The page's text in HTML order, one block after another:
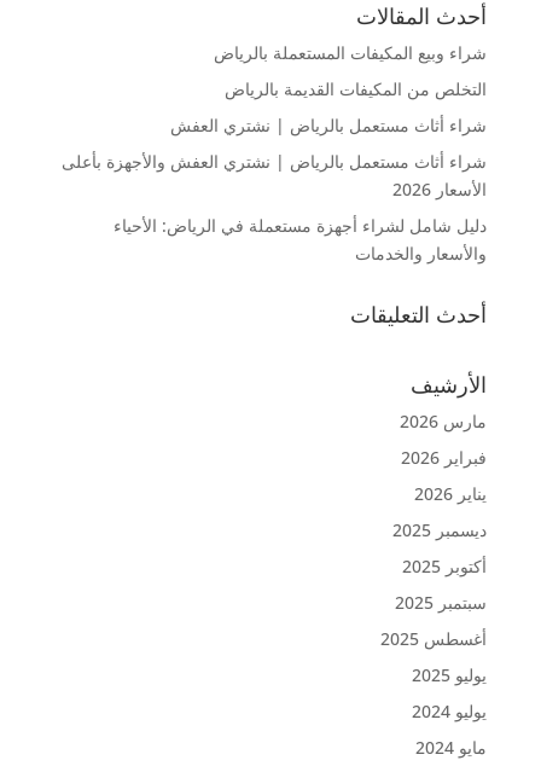
أحدث المقالات
شراء وبيع المكيفات المستعملة بالرياض
التخلص من المكيفات القديمة بالرياض
شراء أثاث مستعمل بالرياض | نشتري العفش
شراء أثاث مستعمل بالرياض | نشتري العفش والأجهزة بأعلى
الأسعار 2026
دليل شامل لشراء أجهزة مستعملة في الرياض: الأحياء
والأسعار والخدمات
أحدث التعليقات
الأرشيف
مارس 2026
فبراير 2026
يناير 2026
ديسمبر 2025
أكتوبر 2025
سبتمبر 2025
أغسطس 2025
يوليو 2025
يوليو 2024
مايو 2024